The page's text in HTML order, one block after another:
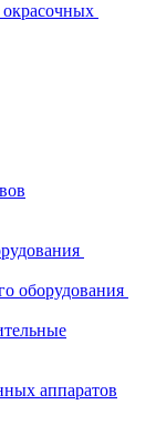
окрасочных
оборудования
аппаратов